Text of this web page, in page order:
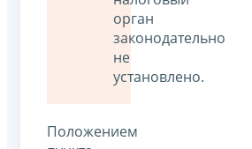
орган
законодательно
не
установлено.
Положением